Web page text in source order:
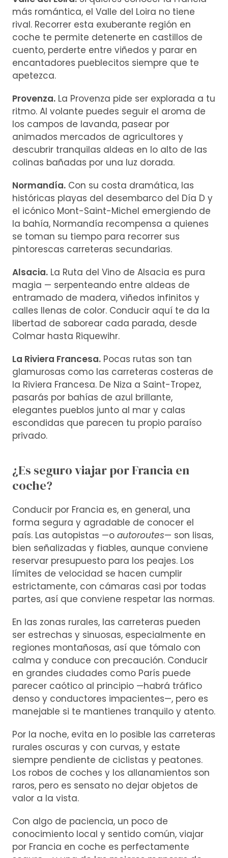
más romántica, el Valle del Loira no tiene
rival. Recorrer esta exuberante región en
coche te permite detenerte en castillos de
cuento, perderte entre viñedos y parar en
encantadores pueblecitos siempre que te
apetezca.
Provenza. La Provenza pide ser explorada a tu
ritmo. Al volante puedes seguir el aroma de
los campos de lavanda, pasear por
animados mercados de agricultores y
descubrir tranquilas aldeas en lo alto de las
colinas bañadas por una luz dorada.
Normandía. Con su costa dramática, las
históricas playas del desembarco del Día D y
el icónico Mont-Saint-Michel emergiendo de
la bahía, Normandía recompensa a quienes
se toman su tiempo para recorrer sus
pintorescas carreteras secundarias.
Alsacia. La Ruta del Vino de Alsacia es pura
magia — serpenteando entre aldeas de
entramado de madera, viñedos infinitos y
calles llenas de color. Conducir aquí te da la
libertad de saborear cada parada, desde
Colmar hasta Riquewihr.
La Riviera Francesa. Pocas rutas son tan
glamurosas como las carreteras costeras de
la Riviera Francesa. De Niza a Saint-Tropez,
pasarás por bahías de azul brillante,
elegantes pueblos junto al mar y calas
escondidas que parecen tu propio paraíso
privado.
¿Es seguro viajar por Francia en
coche?
Conducir por Francia es, en general, una
forma segura y agradable de conocer el
país. Las autopistas —o autoroutes— son lisas,
bien señalizadas y fiables, aunque conviene
reservar presupuesto para los peajes. Los
límites de velocidad se hacen cumplir
estrictamente, con cámaras casi por todas
partes, así que conviene respetar las normas.
En las zonas rurales, las carreteras pueden
ser estrechas y sinuosas, especialmente en
regiones montañosas, así que tómalo con
calma y conduce con precaución. Conducir
en grandes ciudades como París puede
parecer caótico al principio —habrá tráfico
denso y conductores impacientes—, pero es
manejable si te mantienes tranquilo y atento.
Por la noche, evita en lo posible las carreteras
rurales oscuras y con curvas, y estate
siempre pendiente de ciclistas y peatones.
Los robos de coches y los allanamientos son
raros, pero es sensato no dejar objetos de
valor a la vista.
Con algo de paciencia, un poco de
conocimiento local y sentido común, viajar
por Francia en coche es perfectamente